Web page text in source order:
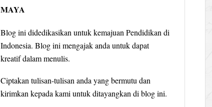
MAYA
Blog ini didedikasikan untuk kemajuan Pendidikan di
Indonesia. Blog ini mengajak anda untuk dapat
kreatif dalam menulis.
Ciptakan tulisan-tulisan anda yang bermutu dan
kirimkan kepada kami untuk ditayangkan di blog ini.